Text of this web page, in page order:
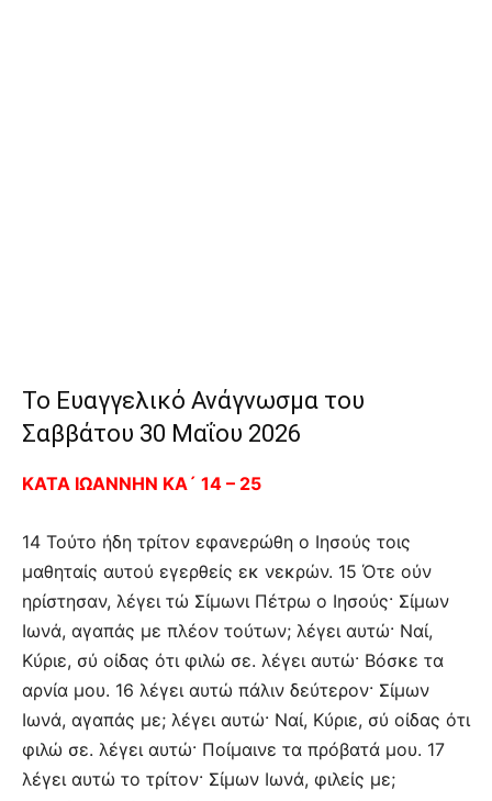
Το Ευαγγελικό Ανάγνωσμα του
Σαββάτου 30 Μαΐου 2026
ΚΑΤΑ ΙΩΑΝΝΗΝ ΚΑ´ 14 – 25
14 Τούτο ήδη τρίτον εφανερώθη ο Ιησούς τοις
μαθηταίς αυτού εγερθείς εκ νεκρών. 15 Ότε ούν
ηρίστησαν, λέγει τώ Σίμωνι Πέτρω ο Ιησούς· Σίμων
Ιωνά, αγαπάς με πλέον τούτων; λέγει αυτώ· Ναί,
Κύριε, σύ οίδας ότι φιλώ σε. λέγει αυτώ· Βόσκε τα
αρνία μου. 16 λέγει αυτώ πάλιν δεύτερον· Σίμων
Ιωνά, αγαπάς με; λέγει αυτώ· Ναί, Κύριε, σύ οίδας ότι
φιλώ σε. λέγει αυτώ· Ποίμαινε τα πρόβατά μου. 17
λέγει αυτώ το τρίτον· Σίμων Ιωνά, φιλείς με;